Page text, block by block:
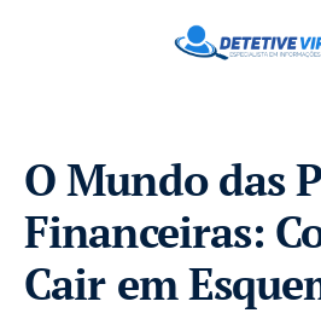
O Mundo das
Financeiras:
Cair em